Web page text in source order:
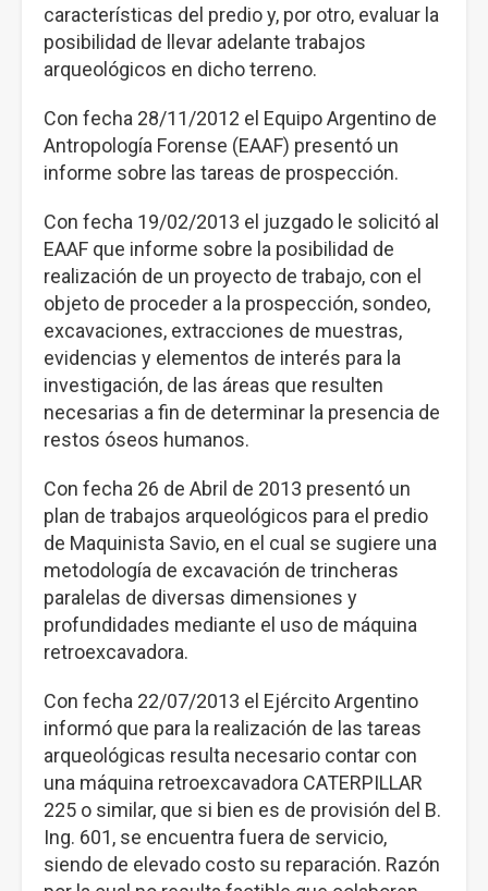
características del predio y, por otro, evaluar la
posibilidad de llevar adelante trabajos
arqueológicos en dicho terreno.
Con fecha 28/11/2012 el Equipo Argentino de
Antropología Forense (EAAF) presentó un
informe sobre las tareas de prospección.
Con fecha 19/02/2013 el juzgado le solicitó al
EAAF que informe sobre la posibilidad de
realización de un proyecto de trabajo, con el
objeto de proceder a la prospección, sondeo,
excavaciones, extracciones de muestras,
evidencias y elementos de interés para la
investigación, de las áreas que resulten
necesarias a fin de determinar la presencia de
restos óseos humanos.
Con fecha 26 de Abril de 2013 presentó un
plan de trabajos arqueológicos para el predio
de Maquinista Savio, en el cual se sugiere una
metodología de excavación de trincheras
paralelas de diversas dimensiones y
profundidades mediante el uso de máquina
retroexcavadora.
Con fecha 22/07/2013 el Ejército Argentino
informó que para la realización de las tareas
arqueológicas resulta necesario contar con
una máquina retroexcavadora CATERPILLAR
225 o similar, que si bien es de provisión del B.
Ing. 601, se encuentra fuera de servicio,
siendo de elevado costo su reparación. Razón